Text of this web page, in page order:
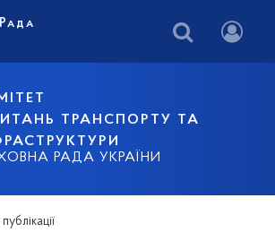
ТРАНСПОРТУ ТА
РАДА УКРАЇНИ